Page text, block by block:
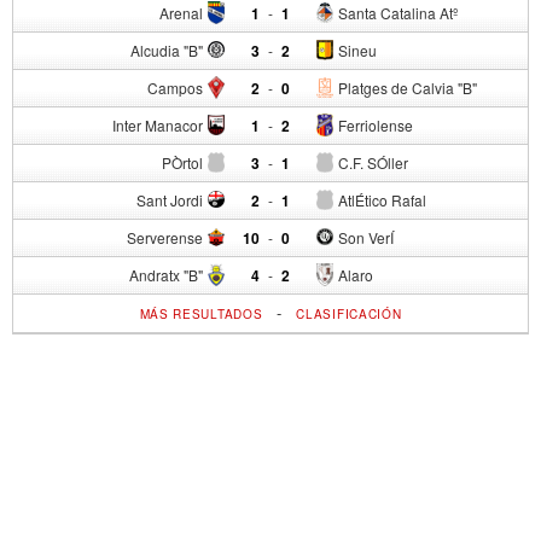
Arenal 1 - Santa Catalina Atº
1
Alcudia "B" 3 - Sineu
2
Campos 2 - Platges de Calvia "B"
0
Inter Manacor 1 - Ferriolense
2
PÒrtol 3 - C.F. SÓller
1
Sant Jordi 2 - AtlÉtico Rafal
1
Serverense 10 - Son VerÍ
0
Andratx "B" 4 - Alaro
2
MÁS RESULTADOS -CLASIFICACIÓN